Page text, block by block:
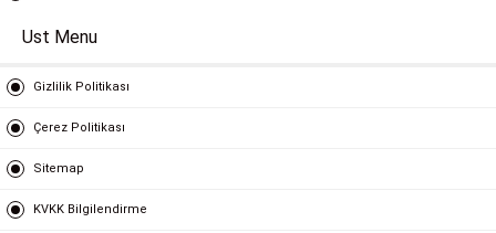
Ust Menu
Gizlilik Politikası
Çerez Politikası
Sitemap
KVKK Bilgilendirme